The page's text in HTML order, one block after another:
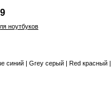
ноутбуков
синий | Grey серый | Red красный |